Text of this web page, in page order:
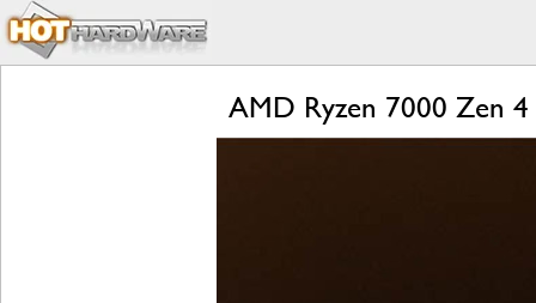
AMD Ryzen 7000 Zen 4